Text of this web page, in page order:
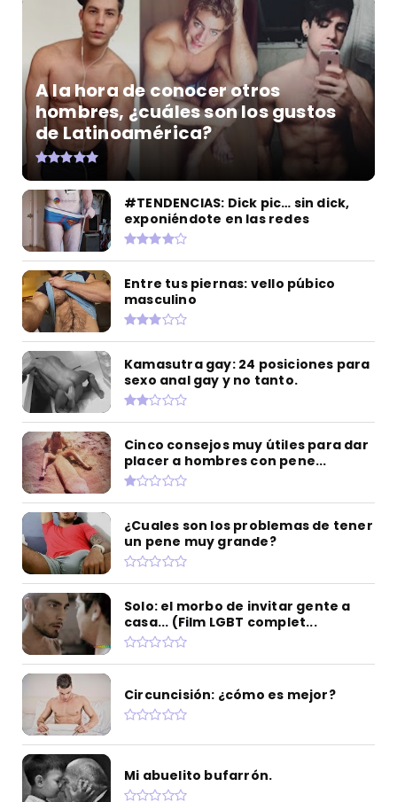
A la hora de conocer otros
hombres, ¿cuáles son los gustos
de Latinoamérica?
#TENDENCIAS: Dick pic… sin dick,
exponiéndote en las redes
Entre tus piernas: vello púbico
masculino
Kamasutra gay: 24 posiciones para
sexo anal gay y no tanto.
Cinco consejos muy útiles para dar
placer a hombres con pene...
¿Cuales son los problemas de tener
un pene muy grande?
Solo: el morbo de invitar gente a
casa... (Film LGBT complet...
Circuncisión: ¿cómo es mejor?
Mi abuelito bufarrón.